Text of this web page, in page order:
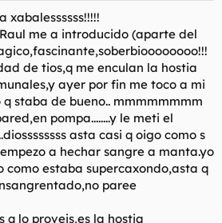
xabalessssss!!!!!
me a introducido (aparte del
de tios,q me enculan la hostia
ayer por fin me toco a mi
staba de bueno.. mmmmmmmm
pompa........y le meti el
asta casi q oigo como s
a hechar sangre a manta.yo
como estaba supercaxondo,asta q
paree
q lo proveis,es la hostia